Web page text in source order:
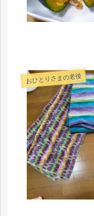
おひとりさまの老後